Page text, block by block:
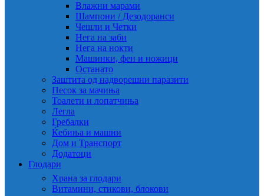
Влажни марами
Шампони / Дезодоранси
Чешли и Четки
Нега на заби
Нега на нокти
Машинки, фен и ножици
Останато
Заштита од надворешни паразити
Песок за мачиња
Тоалети и лопатчиња
Легла
Гребалки
Ќебиња и машни
Дом и Транспорт
Додатоци
Глодари
Храна за глодари
Витамини, стикови, блокови